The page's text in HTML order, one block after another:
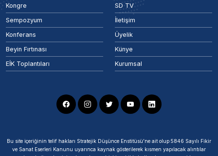
Kongre
Sempozyum
Konferans
Beyin Fırtınası
EİK Toplantıları
SD TV
İletişim
Üyelik
Künye
Kurumsal
Bu site içeriğinin telif hakları Stratejik Düşünce Enstitüsü’ne ait olup 5846 Sayılı Fikir
ve Sanat Eserleri Kanunu uyarınca kaynak gösterilerek kısmen yapılacak alıntılar